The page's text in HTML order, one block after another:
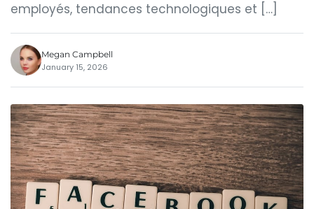
employés, tendances technologiques et […]
Megan Campbell
January 15, 2026